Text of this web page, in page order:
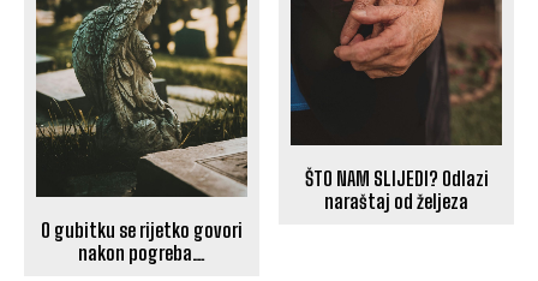
O gubitku se rijetko govori
nakon pogreba…
ŠTO NAM SLIJEDI? Odlazi
naraštaj od željeza